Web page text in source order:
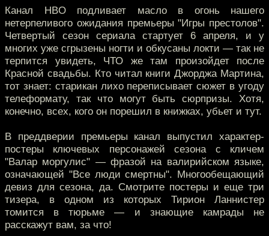
Канал HBO подливает масло в огонь нашего
нетерпеливого ожидания премьеры "Игры престолов".
Четвертый сезон сериала стартует 6 апреля, и у
многих уже сгрызены ногти и обкусаны локти — так не
терпится увидеть, ЧТО же там произойдет после
Красной свадьбы. Кто читал книги Джорджа Мартина,
тот знает: старикан лихо переписывает сюжет в угоду
телеформату, так что могут быть сюрпризы. Хотя,
конечно, всех, кого он порешил в книжках, убьет и тут.
В преддверии премьеры канал выпустил характер-
постеры ключевых персонажей сезона с кличем
"Валар моргулис" — фразой на валирийском языке,
означающей "Все люди смертны". Многообещающий
девиз для сезона, да. Смотрите постеры и еще три
тизера, в одном из которых Тирион Ланнистер
томится в тюрьме — и знающие камрады не
расскажут вам, за что!